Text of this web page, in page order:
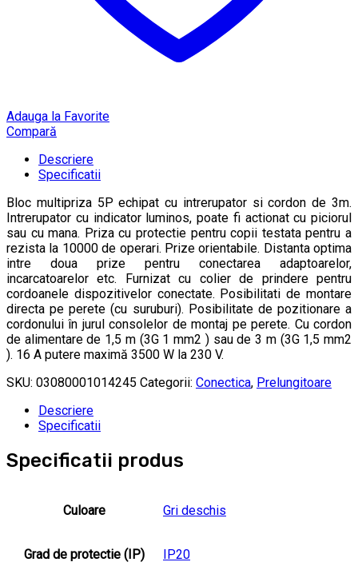
Adauga la Favorite
Compară
Descriere
Specificatii
Bloc multipriza 5P echipat cu intrerupator si cordon de 3m.
Intrerupator cu indicator luminos, poate fi actionat cu piciorul
sau cu mana. Priza cu protectie pentru copii testata pentru a
rezista la 10000 de operari. Prize orientabile. Distanta optima
intre doua prize pentru conectarea adaptoarelor,
incarcatoarelor etc. Furnizat cu colier de prindere pentru
cordoanele dispozitivelor conectate. Posibilitati de montare
directa pe perete (cu suruburi). Posibilitate de pozitionare a
cordonului în jurul consolelor de montaj pe perete. Cu cordon
de alimentare de 1,5 m (3G 1 mm2 ) sau de 3 m (3G 1,5 mm2
). 16 A putere maximă 3500 W la 230 V.
SKU: 03080001014245 Categorii: Conectica, Prelungitoare
Descriere
Specificatii
Specificatii produs
Culoare Gri deschis
Grad de protectie (IP) IP20